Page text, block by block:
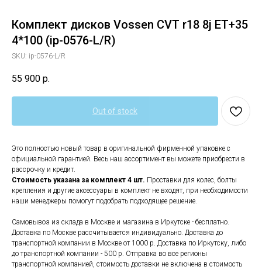
Комплект дисков Vossen CVT r18 8j ET+35
4*100 (ip-0576-L/R)
SKU: ip-0576-L/R
55 900 р.
Out of stock
Это полностью новый товар в оригинальной фирменной упаковке с
официальной гарантией. Весь наш ассортимент вы можете приобрести в
рассрочку и кредит.
Стоимость указана за комплект 4 шт. Проставки для колес, болты
крепления и другие аксессуары в комплект не входят, при необходимости
наши менеджеры помогут подобрать подходящее решение.
Самовывоз из склада в Москве и магазина в Иркутске - бесплатно.
Доставка по Москве рассчитывается индивидуально. Доставка до
транспортной компании в Москве от 1000 р. Доставка по Иркутску, либо
до транспортной компании - 500 р. Отправка во все регионы
транспортной компанией, стоимость доставки не включена в стоимость